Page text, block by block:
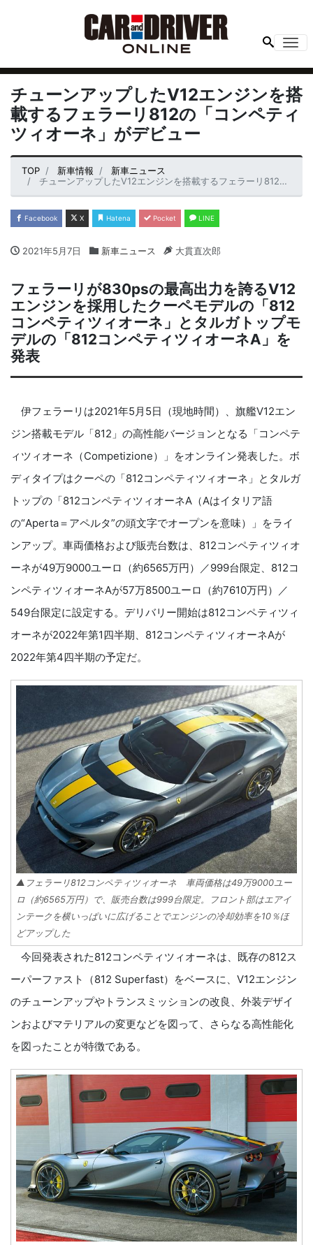
チューンアップしたV12エンジンを搭
載するフェラーリ812の「コンペティ
ツィオーネ」がデビュー
TOP 新車情報
新車ニュース
チューンアップしたV12エンジンを搭載するフェラーリ812の「コンペティツィオーネ」がデビュー
Facebook X Hatena Pocket LINE
2021年5月7日 新車ニュース 大貫直次郎
フェラーリが830psの最高出力を誇るV12
エンジンを採用したクーペモデルの「812
コンペティツィオーネ」とタルガトップモ
デルの「812コンペティツィオーネA」を
発表
伊フェラーリは2021年5月5日（現地時間）、旗艦V12エン
ジン搭載モデル「812」の高性能バージョンとなる「コンペテ
ィツィオーネ（Competizione）」をオンライン発表した。ボ
ディタイプはクーペの「812コンペティツィオーネ」とタルガ
トップの「812コンペティツィオーネA（Aはイタリア語
の“Aperta＝アペルタ”の頭文字でオープンを意味）」をライ
ンアップ。車両価格および販売台数は、812コンペティツィオ
ーネが49万9000ユーロ（約6565万円）／999台限定、812コ
ンペティツィオーネAが57万8500ユーロ（約7610万円）／
549台限定に設定する。デリバリー開始は812コンペティツィ
オーネが2022年第1四半期、812コンペティツィオーネAが
2022年第4四半期の予定だ。
▲フェラーリ812コンペティツィオーネ 車両価格は49万9000ユー
ロ（約6565万円）で、販売台数は999台限定。フロント部はエアイ
ンテークを横いっぱいに広げることでエンジンの冷却効率を10％ほ
どアップした
今回発表された812コンペティツィオーネは、既存の812ス
ーパーファスト（812 Superfast）をベースに、V12エンジン
のチューンアップやトランスミッションの改良、外装デザイ
ンおよびマテリアルの変更などを図って、さらなる高性能化
を図ったことが特徴である。